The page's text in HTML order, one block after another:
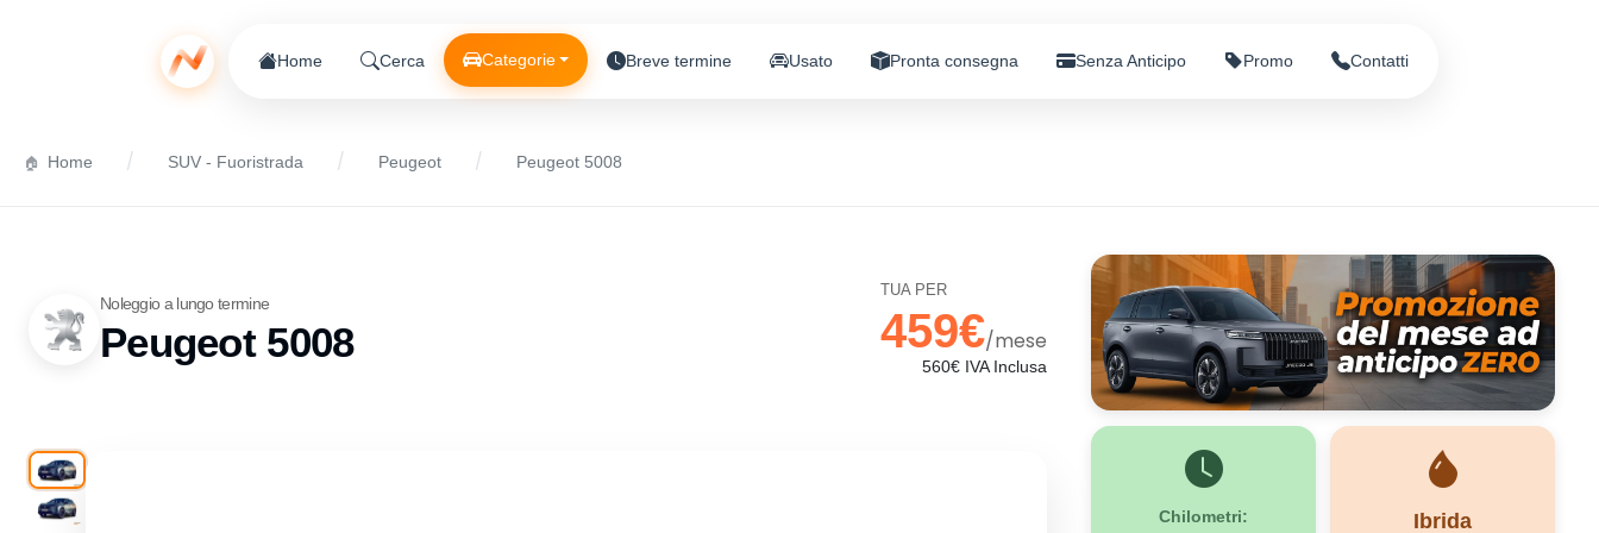
Home Cerca Categorie Breve termine Usato Pronta consegna Senza Anticipo Promo Contatti
Home SUV - Fuoristrada Peugeot Peugeot 5008
Noleggio a lungo termine
Peugeot 5008
TUA PER
459€/mese
560€ IVA Inclusa
Chilometri: Ibrida